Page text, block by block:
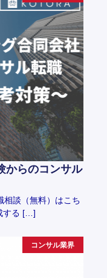
らのコンサル
相談（無料）はこち
する […]
コンサル業界